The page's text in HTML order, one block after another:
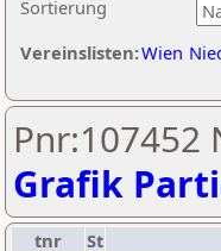
Sortierung
Vereinslisten:Wien
Pnr:107452
Grafik
tnr St